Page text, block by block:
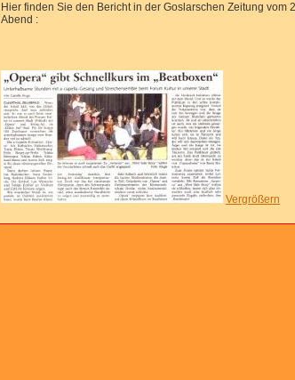
Hier finden Sie den Bericht in der Goslarschen Zeitung vom
Abend :
Vergrößern